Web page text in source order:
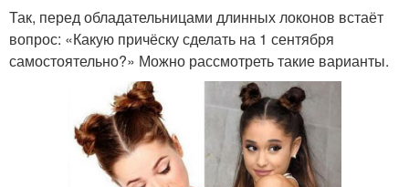
Так, перед обладательницами длинных локонов встаёт
вопрос: «Какую причёску сделать на 1 сентября
самостоятельно?» Можно рассмотреть такие варианты.